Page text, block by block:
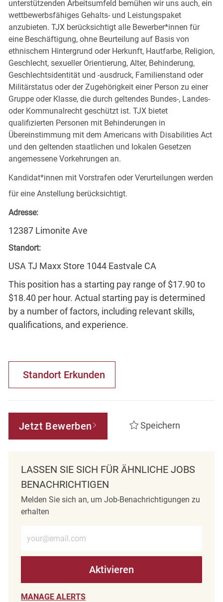
unterstützenden Arbeitsumfeld bemühen wir uns auch, ein
wettbewerbsfähiges Gehalts- und Leistungspaket
anzubieten. TJX berücksichtigt alle Bewerber*innen für
eine Beschäftigung, ohne Beurteilung auf Basis von
ethnischem Hintergrund oder Herkunft, Hautfarbe, Religion,
Geschlecht, sexueller Orientierung, Alter, Behinderung,
Geschlechtsidentität und -ausdruck, Familienstand oder
Militärstatus oder der Zugehörigkeit einer Person zu einer
Gruppe oder Klasse, die durch geltendes Bundes-, Landes-
oder Kommunalrecht geschützt ist. TJX bietet
qualifizierten Personen mit Behinderungen in
Übereinstimmung mit dem Americans with Disabilities Act
und den geltenden staatlichen und lokalen Gesetzen
angemessene Vorkehrungen an.
Kandidat*innen mit Vorstrafen oder Verurteilungen werden
für eine Anstellung berücksichtigt.
Adresse:
12387 Limonite Ave
Standort:
USA TJ Maxx Store 1044 Eastvale CA
This position has a starting pay range of $17.90 to
$18.40 per hour. Actual starting pay is determined
by a number of factors, including relevant skills,
qualifications, and experience.
Standort Erkunden
Jetzt Bewerben Speichern
LASSEN SIE SICH FÜR ÄHNLICHE JOBS
BENACHRICHTIGEN
Melden Sie sich an, um Job-Benachrichtigungen zu
erhalten
Aktivieren
MANAGE ALERTS